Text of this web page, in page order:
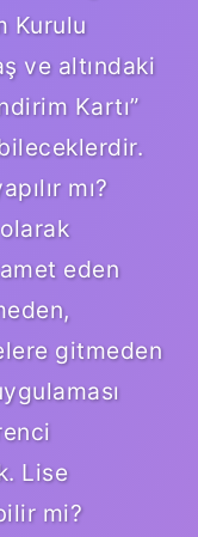
Kurulu
ve altındaki
Kartı”
mı?
eden
gitmeden
Lise
mi?